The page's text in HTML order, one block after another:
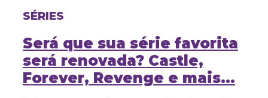
SÉRIES
Será que sua série favorita
será renovada? Castle,
Forever, Revenge e mais…